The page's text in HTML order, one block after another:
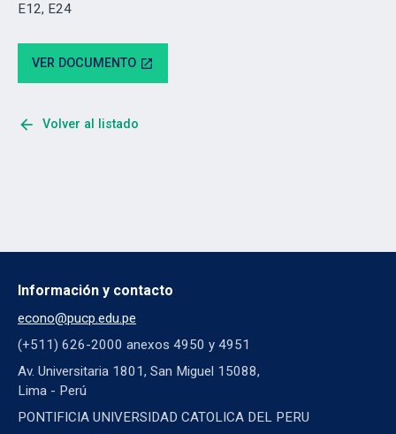
E12, E24
VER DOCUMENTO open_in_new
arrow_back Volver al listado
Información y contacto
econo@pucp.edu.pe
(+511) 626-2000 anexos 4950 y 4951
Av. Universitaria 1801, San Miguel 15088,
Lima - Perú
PONTIFICIA UNIVERSIDAD CATOLICA DEL PERU